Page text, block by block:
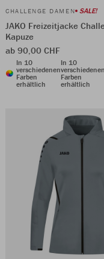
CHALLENGE DAMEN SALE!
JAKO Freizeitjacke
Kapuze
ab 90,00 CHF
In 10
verschiedenen
Farben
erhältlich
In 10
Farben
erhältlich